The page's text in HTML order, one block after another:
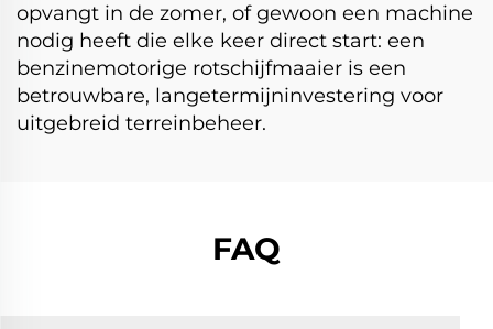
opvangt in de zomer, of gewoon een machine
nodig heeft die elke keer direct start: een
benzinemotorige rotschijfmaaier is een
betrouwbare, langetermijninvestering voor
uitgebreid terreinbeheer.
FAQ